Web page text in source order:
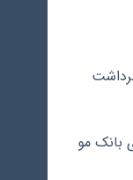
بانک مو